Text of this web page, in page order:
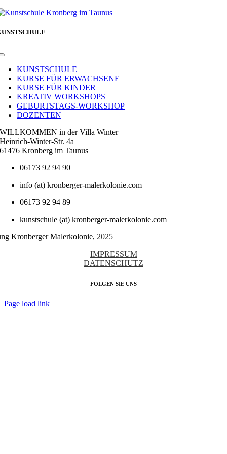
Toggle
NavigationKUNSTSCHULE
KURSE FÜR ERWACHSENE
KURSE FÜR KINDER
KREATIV WORKSHOPS
GEBURTSTAGS-WORKSHOP
DOZENTEN
WILLKOMMEN in der Villa Winter
Heinrich-Winter-Str. 4a
61476 Kronberg im Taunus
06173 92 94 90
info (at) kronberger-malerkolonie.com
06173 92 94 89
kunstschule (at) kronberger-malerkolonie.com
Kronberger Malerkolonie, 2025
IMPRESSUM
DATENSCHUTZ
FOLGEN SIE UNS
Page load link